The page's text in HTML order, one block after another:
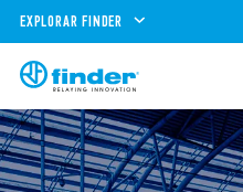
EXPLORAR FINDER